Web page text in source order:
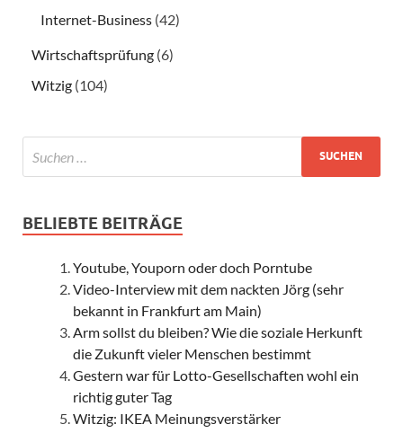
Internet-Business (42)
Wirtschaftsprüfung (6)
Witzig (104)
BELIEBTE BEITRÄGE
Youtube, Youporn oder doch Porntube
Video-Interview mit dem nackten Jörg (sehr
bekannt in Frankfurt am Main)
Arm sollst du bleiben? Wie die soziale Herkunft
die Zukunft vieler Menschen bestimmt
Gestern war für Lotto-Gesellschaften wohl ein
richtig guter Tag
Witzig: IKEA Meinungsverstärker